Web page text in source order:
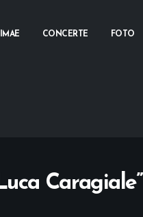
CONCERTE FOTO
Caragiale”